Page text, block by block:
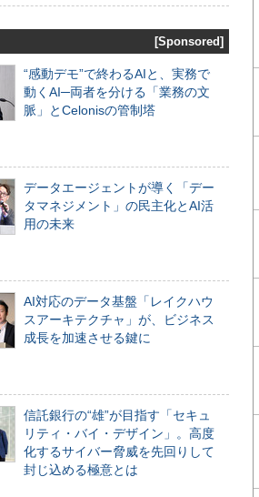
[Sponsored]
“感動デモ”で終わるAIと、実務で
動くAI─両者を分ける「業務の文
脈」とCelonisの管制塔
データエージェントが導く「デー
タマネジメント」の民主化とAI活
用の未来
AI対応のデータ基盤「レイクハウ
スアーキテクチャ」が、ビジネス
成長を加速させる鍵に
信託銀行の“雄”が目指す「セキュ
リティ・バイ・デザイン」。高度
化するサイバー脅威を先回りして
封じ込める極意とは